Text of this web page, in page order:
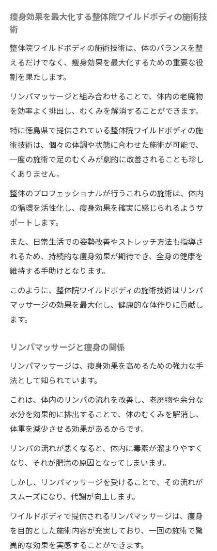
痩身効果を最大化する整体院ワイルドボディの施術技
術
整体院ワイルドボディの施術技術は、体のバランスを整
えるだけでなく、痩身効果を最大化するための重要な役
割を果たします。
リンパマッサージと組み合わせることで、体内の老廃物
を効率よく排出し、むくみを解消することができます。
特に徳島県で提供されている整体院ワイルドボディの施
術技術は、個々の体調や状態に合わせた施術が可能で、
一度の施術で足のむくみが劇的に改善されることも珍し
くありません。
整体のプロフェッショナルが行うこれらの施術は、体内
の循環を活性化し、痩身効果を確実に感じられるようサ
ポートします。
また、日常生活での姿勢改善やストレッチ方法も指導さ
れるため、持続的な痩身効果が期待でき、全身の健康を
維持する手助けとなります。
このように、整体院ワイルドボディの施術技術はリンパ
マッサージの効果を最大化し、健康的な体作りに貢献し
ます。
リンパマッサージと痩身の関係
リンパマッサージは、痩身効果を高めるための強力な手
法として知られています。
これは、体内のリンパの流れを改善し、老廃物や余分な
水分を効果的に排出することで、体のむくみを解消し、
体重を減少させる効果があるからです。
リンパの流れが悪くなると、体内に毒素が溜まりやすく
なり、それが肥満の原因となってしまいます。
しかし、リンパマッサージを受けることで、その流れが
スムーズになり、代謝が向上します。
ワイルドボディで提供されるリンパマッサージは、痩身
を目的とした施術内容が充実しており、一回の施術で驚
異的な効果を実感することができます。